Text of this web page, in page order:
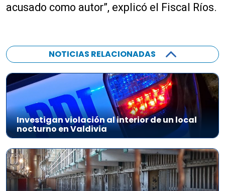
acusado como autor”, explicó el Fiscal Ríos.
NOTICIAS RELACIONADAS
Investigan violación al interior de un local
nocturno en Valdivia